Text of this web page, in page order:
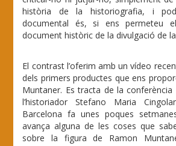
història de la historiografia, i
documental és, si ens permeteu el
document històric de la divulgació de
El contrast l’oferim amb un vídeo
dels primers productes que ens
Muntaner. Es tracta de la
l’historiador Stefano Maria
Barcelona fa unes poques
avança alguna de les coses que
sobre la figura de Ramon